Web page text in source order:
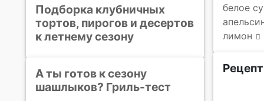
белое
лимон
Подборка клубничных
тортов, пирогов и десертов
к летнему сезону
А ты готов к сезону
шашлыков? Гриль-тест